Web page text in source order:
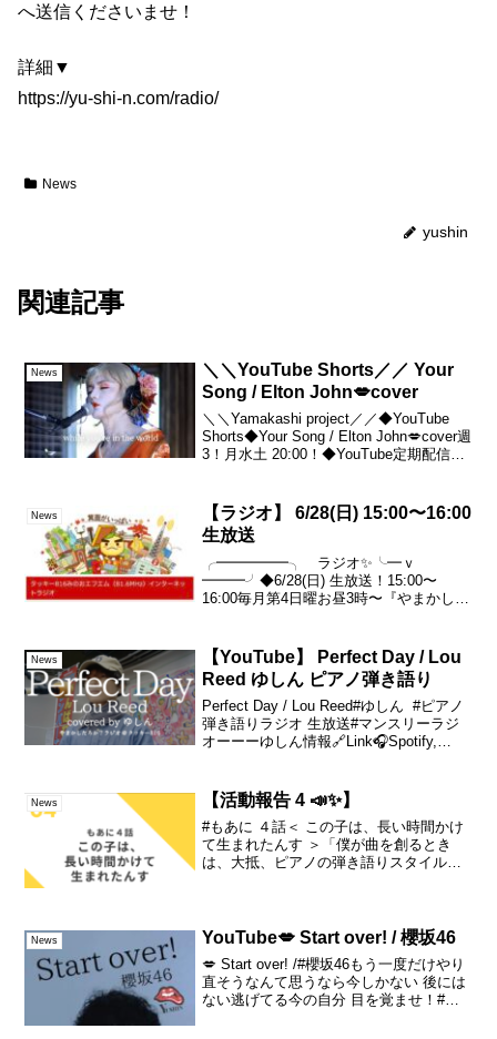
へ送信くださいませ！
詳細▼
https://yu-shi-n.com/radio/
News
yushin
関連記事
News
＼＼YouTube Shorts／／ Your
Song / Elton John💋cover
＼＼Yamakashi project／／◆YouTube
Shorts◆Your Song / Elton John💋cover週
3！月水土 20:00！◆YouTube定期配信◆
News
【ラジオ】 6/28(日) 15:00〜16:00
生放送
╭━━━━━╮ ラジオ✨╰━ｖ
━━━╯◆6/28(日) 生放送！15:00〜
16:00毎月第4日曜お昼3時〜『やまかした
▼6/28(日)22:00～6/29(月)15:00～詳...
News
【YouTube】 Perfect Day / Lou
Reed ゆしん ピアノ弾き語り
Perfect Day / Lou Reed#ゆしん #ピアノ
弾き語りラジオ 生放送#マンスリーラジ
オーーーゆしん情報🔗Link🎧Spotify,
News 【活動報告 4 📣✨】
#もあに ４話＜ この子は、長い時間かけ
て生まれたんす ＞「僕が曲を創るとき
は、大抵、ピアノの弾き語りスタイルで
な。コードという、...
News YouTube💋 Start over! / 櫻坂46
💋 Start over! /#櫻坂46もう一度だけやり
直そうなんて思うなら今しかない 後には
ない逃げてる今の自分 目を覚ませ！#欅